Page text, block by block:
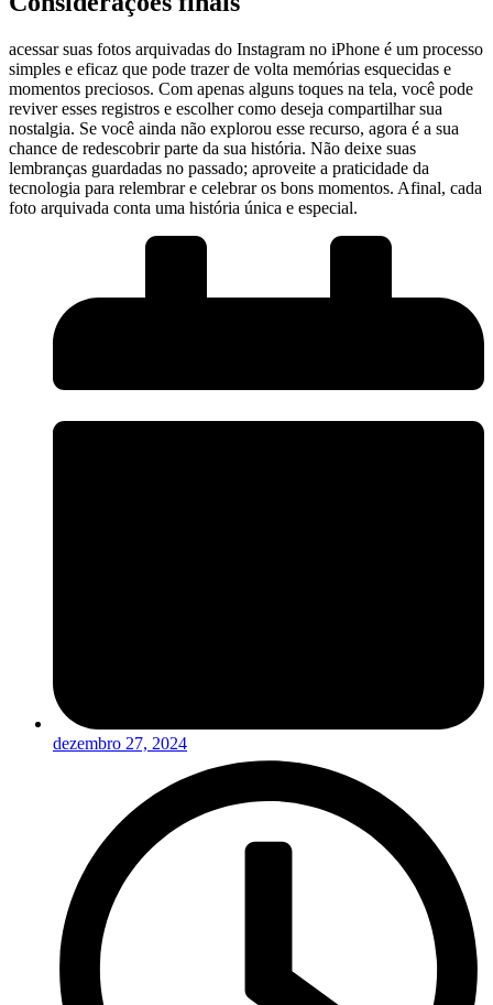
acessar suas fotos arquivadas do⁢ Instagram ⁢no iPhone é​ um processo
simples ⁢e eficaz que pode trazer de ‌volta memórias esquecidas e
momentos preciosos. Com apenas ‍alguns toques na‌ tela, ‍você‌ pode
reviver esses registros e escolher​ como ⁢deseja ‌compartilhar sua
nostalgia. Se ‍você ⁢ainda⁣ não ‌explorou esse⁢ recurso,⁤ agora ⁤é a sua
chance de redescobrir parte da sua história. Não ​deixe suas
lembranças guardadas no passado; aproveite a‌ praticidade da⁣
tecnologia para ‍relembrar e celebrar os‍ bons‌ momentos. Afinal, cada⁤
foto⁢ arquivada conta uma história única e especial.
dezembro 27, 2024